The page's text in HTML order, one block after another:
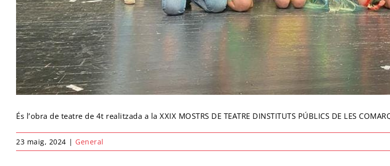
És l’obra de teatre de 4t realitzada a la XXIX MOSTRS DE TEATRE DINSTITUTS PÚBLICS DE LES
23 maig, 2024 | General